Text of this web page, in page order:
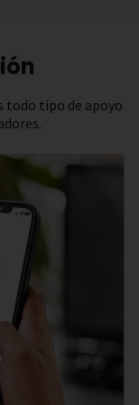
todo tipo de apoyo